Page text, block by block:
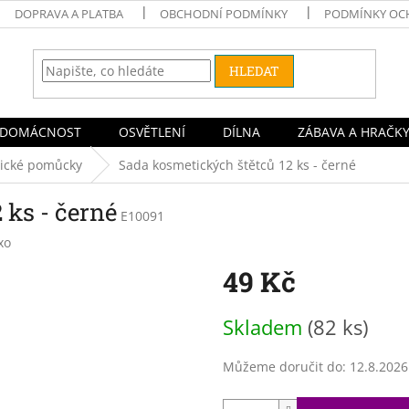
DOPRAVA A PLATBA OBCHODNÍ PODMÍNKY PODMÍNKY
HLEDAT
DOMÁCNOST OSVĚTLENÍ DÍLNA ZÁBAVA A HRAČKY
pomůcky Sada kosmetických štětců 12 ks - černé
ks - černé E10091
49 Kč
cena:
Skladem (82 ks)
Můžeme doručit do: 12.8.2026